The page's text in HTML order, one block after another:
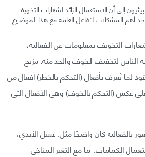
إلى أن الاستعمال الزائد لشعارات التخويف
أهم المشكلات لتفاعل العامة مع هذا الموضوع.
التخويف بمعلومات عن الفعالية،
الناس لتخفيف الخوف والحد منه. مزيج
لما يُعرف بأفعال (التحكم بالخطر) أفعال من
عكس (التحكم بالخوف) وهي الأفعال التي
كوڤيد-19 الشعور بالفعالية كان واضحًا مثل: غسل الأيدي،
الكمامات. أما مع التغير المناخي